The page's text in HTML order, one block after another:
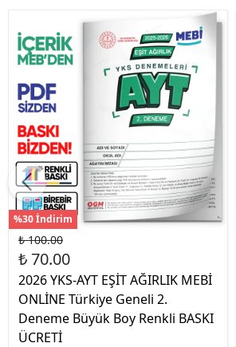
%30 İndirim
₺ 100.00
₺ 70.00
2026 YKS-AYT EŞİT AĞIRLIK MEBİ
ONLİNE Türkiye Geneli 2.
Deneme Büyük Boy Renkli BASKI
ÜCRETİ